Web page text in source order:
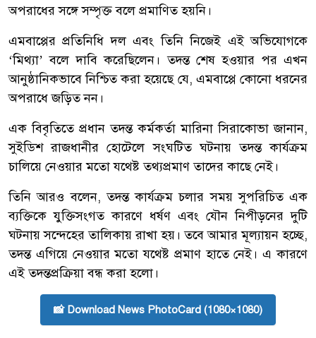
অপরাধের সঙ্গে সম্পৃক্ত বলে প্রমাণিত হয়নি।
এমবাপ্পের প্রতিনিধি দল এবং তিনি নিজেই এই অভিযোগকে
‘মিথ্যা’ বলে দাবি করেছিলেন। তদন্ত শেষ হওয়ার পর এখন
আনুষ্ঠানিকভাবে নিশ্চিত করা হয়েছে যে, এমবাপ্পে কোনো ধরনের
অপরাধে জড়িত নন।
এক বিবৃতিতে প্রধান তদন্ত কর্মকর্তা মারিনা সিরাকোভা জানান,
সুইডিশ রাজধানীর হোটেলে সংঘটিত ঘটনায় তদন্ত কার্যক্রম
চালিয়ে নেওয়ার মতো যথেষ্ট তথ্যপ্রমাণ তাদের কাছে নেই।
তিনি আরও বলেন, তদন্ত কার্যক্রম চলার সময় সুপরিচিত এক
ব্যক্তিকে যুক্তিসংগত কারণে ধর্ষণ এবং যৌন নিপীড়নের দুটি
ঘটনায় সন্দেহের তালিকায় রাখা হয়। তবে আমার মূল্যায়ন হচ্ছে,
তদন্ত এগিয়ে নেওয়ার মতো যথেষ্ট প্রমাণ হাতে নেই। এ কারণে
এই তদন্তপ্রক্রিয়া বন্ধ করা হলো।
📸 Download News PhotoCard (1080×1080)